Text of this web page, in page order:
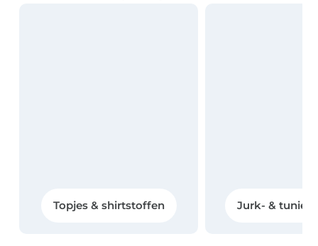
Topjes & shirtstoffen Jurk- &